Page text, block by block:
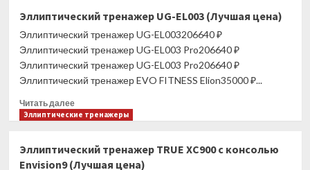
тренажер
UNIX
Fit
PRO
(10,1"
TFT)
Эллиптический тренажер UG-EL003 (Лучшая цена)
Эллиптический тренажер UG-EL003206640 ₽
Эллиптический тренажер UG-EL003 Pro206640 ₽
Эллиптический тренажер UG-EL003 Pro206640 ₽
Эллиптический тренажер EVO FITNESS Elion35000 ₽...
Читать далееПрочитать
больше
тренажер
UG-
Эллиптические тренажеры
Эллиптический тренажер TRUE XC900 c консолью
Envision9 (Лучшая цена)